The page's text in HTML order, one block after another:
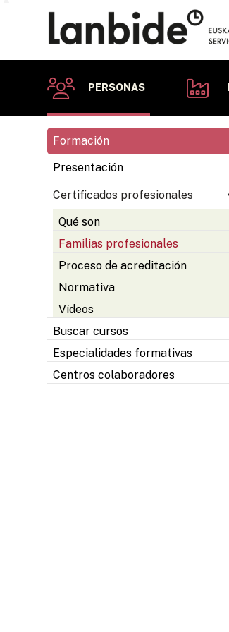
PERSONAS
Formación
Presentación
Certificados profesionales
Qué son
Familias profesionales
Proceso de acreditación
Normativa
Vídeos
Buscar cursos
Especialidades formativas
Centros colaboradores